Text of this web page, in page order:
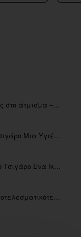
Η διαδρομή μας στο άτμισμα – Από τα πρώτα eGo έως τη σύγχρονη εποχή
Ηλεκτρονικό Τσιγάρο Μια Υγιέστερη Επιλογή
Το Ηλεκτρονικό Τσιγάρο Ένα Ικανό Εργαλείο για τη Διακοπή του Καπνίσματος
Το Ατμισμα Αποτελεσματικότερο μέσω για την διακοπή Καπνίσματος